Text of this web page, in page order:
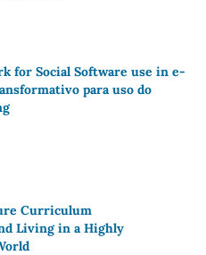
for Social Software use in e-
para uso do
Curriculum
Living in a Highly